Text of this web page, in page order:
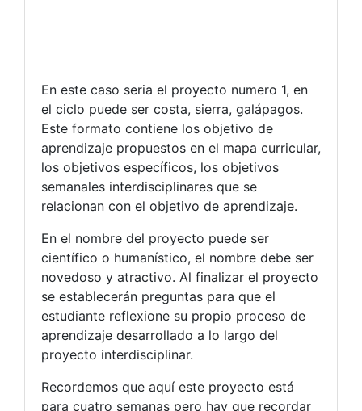
En este caso seria el proyecto numero 1, en
el ciclo puede ser costa, sierra, galápagos.
Este formato contiene los objetivo de
aprendizaje propuestos en el mapa curricular,
los objetivos específicos, los objetivos
semanales interdisciplinares que se
relacionan con el objetivo de aprendizaje.
En el nombre del proyecto puede ser
científico o humanístico, el nombre debe ser
novedoso y atractivo. Al finalizar el proyecto
se establecerán preguntas para que el
estudiante reflexione su propio proceso de
aprendizaje desarrollado a lo largo del
proyecto interdisciplinar.
Recordemos que aquí este proyecto está
para cuatro semanas pero hay que recordar